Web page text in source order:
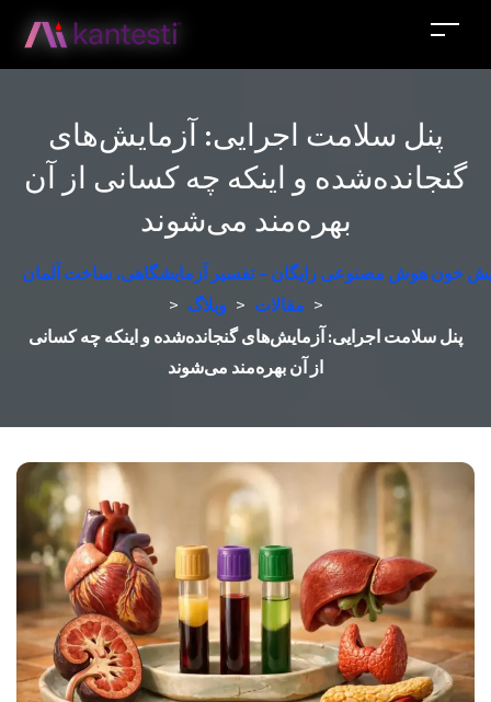
پنل سلامت اجرایی: آزمایش‌های
گنجانده‌شده و اینکه چه کسانی از آن
بهره‌مند می‌شوند
خون هوش مصنوعی رایگان – تفسیر آزمایشگاهی، ساخت آلمان
> وبلاگ > مقالات >
پنل سلامت اجرایی: آزمایش‌های گنجانده‌شده و اینکه چه کسانی
از آن بهره‌مند می‌شوند